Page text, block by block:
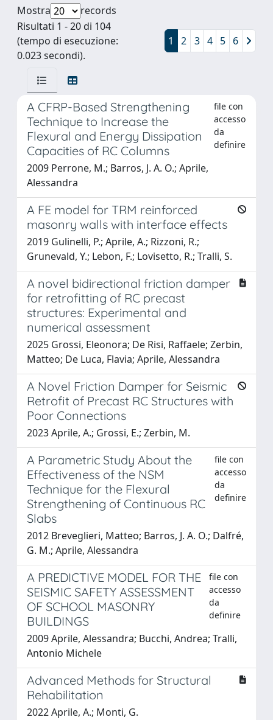
Mostra
records
Risultati 1 - 20 di 104
(tempo di esecuzione:
0.023 secondi).
1 2 3 4 5 6
A CFRP-Based Strengthening
Technique to Increase the
Flexural and Energy Dissipation
Capacities of RC Columns
file con
accesso
da
definire
2009 Perrone, M.; Barros, J. A. O.; Aprile,
Alessandra
A FE model for TRM reinforced
masonry walls with interface effects
2019 Gulinelli, P.; Aprile, A.; Rizzoni, R.;
Grunevald, Y.; Lebon, F.; Lovisetto, R.; Tralli, S.
A novel bidirectional friction damper
for retrofitting of RC precast
structures: Experimental and
numerical assessment
2025 Grossi, Eleonora; De Risi, Raffaele; Zerbin,
Matteo; De Luca, Flavia; Aprile, Alessandra
A Novel Friction Damper for Seismic
Retrofit of Precast RC Structures with
Poor Connections
2023 Aprile, A.; Grossi, E.; Zerbin, M.
A Parametric Study About the
Effectiveness of the NSM
Technique for the Flexural
Strengthening of Continuous RC
Slabs
file con
accesso
da
definire
2012 Breveglieri, Matteo; Barros, J. A. O.; Dalfré,
G. M.; Aprile, Alessandra
A PREDICTIVE MODEL FOR THE
SEISMIC SAFETY ASSESSMENT
OF SCHOOL MASONRY
BUILDINGS
file con
accesso
da
definire
2009 Aprile, Alessandra; Bucchi, Andrea; Tralli,
Antonio Michele
Advanced Methods for Structural
Rehabilitation
2022 Aprile, A.; Monti, G.